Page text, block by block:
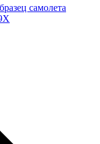
самолета